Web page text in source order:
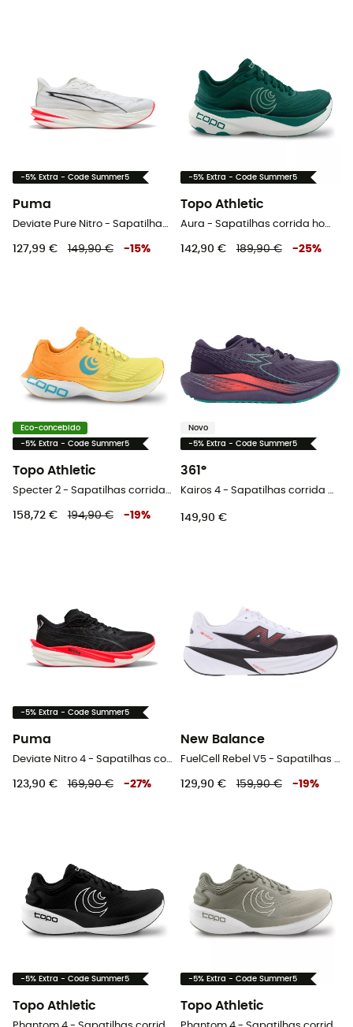
-5% Extra - Code Summer5
Puma
127,99 € 149,90 € -15%
-5% Extra - Code Summer5
Topo Athletic
142,90 € 189,90 € -25%
Eco-concebido
-5% Extra - Code Summer5
Topo Athletic
158,72 € 194,90 € -19%
Novo
-5% Extra - Code Summer5
361°
149,90 €
-5% Extra - Code Summer5
Puma
123,90 € 169,90 € -27%
New Balance
129,90 € 159,90 € -19%
-5% Extra - Code Summer5
Topo Athletic
-5% Extra - Code Summer5
Topo Athletic